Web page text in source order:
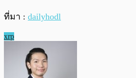
ที่มา : dailyhodl
xrp